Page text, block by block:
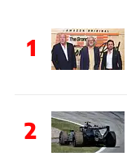
1
2